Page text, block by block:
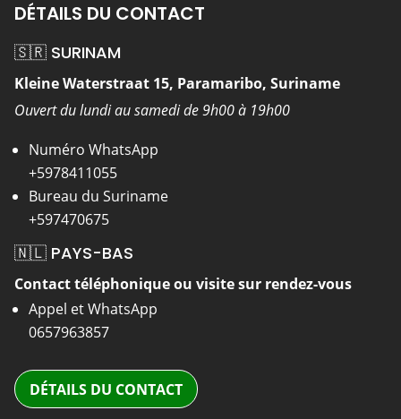
DÉTAILS DU CONTACT
🇸🇷 SURINAM
Kleine Waterstraat 15, Paramaribo, Suriname
Ouvert du lundi au samedi de 9h00 à 19h00
Numéro WhatsApp
+5978411055
Bureau du Suriname
+597470675
🇳🇱 PAYS-BAS
Contact téléphonique ou visite sur rendez-vous
Appel et WhatsApp
0657963857
DÉTAILS DU CONTACT